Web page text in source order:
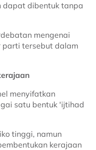
dapat dibentuk tanpa
mengenai
parti tersebut dalam
menyifatkan
satu bentuk 'ijtihad
tinggi, namun
kerajaan